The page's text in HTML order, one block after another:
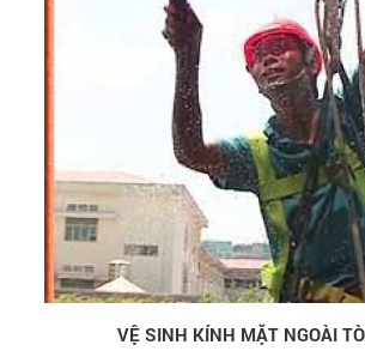
VỆ SINH KÍNH MẶT NGOÀI